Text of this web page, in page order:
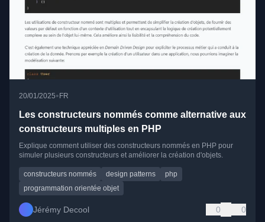
20/01/2025• FR
Les constructeurs nommés comme alternative aux
constructeurs multiples en PHP
Explique comment utiliser des constructeurs nommés en PHP pour
simuler plusieurs constructeurs et améliorer la création d'objets.
constructeurs nommés design patterns
php
programmation orientée objet
Jérémy Decool 0 0